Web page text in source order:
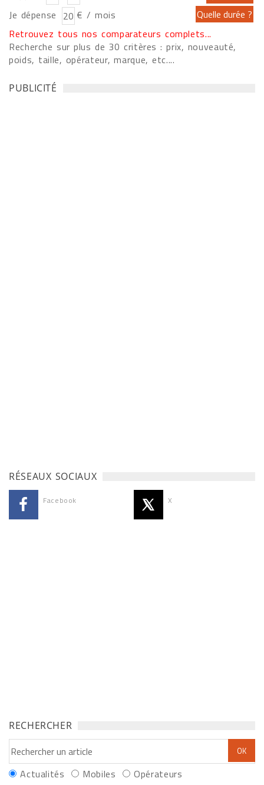
Je dépense
€ / mois
Retrouvez tous nos comparateurs complets...
Recherche sur plus de 30 critères : prix, nouveauté,
poids, taille, opérateur, marque, etc....
PUBLICITÉ
RÉSEAUX SOCIAUX
Facebook X
RECHERCHER
Actualités Mobiles Opérateurs